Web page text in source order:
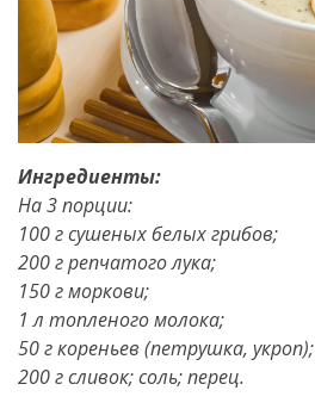
Ингредиенты:
На 3 порции:
100 г сушеных белых грибов;
200 г репчатого лука;
150 г моркови;
1 л топленого молока;
50 г кореньев (петрушка, укроп);
200 г сливок; соль; перец.